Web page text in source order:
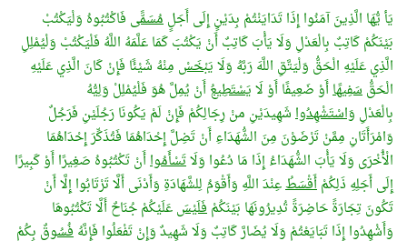
يَأ يُّهَا الَّذِينَ آمَنُوا إِذَا تَدَايَنْتُمْ بِدَيْنٍ إِلَى أَجَلٍمُسَمًّى فَاكْتُبُوهُ وَلْيَكْتُبْ
بَيْنَكُمْ كَاتِبٌ بِالْعَدْلِ وَلَا يَأْبَ كَاتِبٌ أَنْ يَكْتُبَ كَمَا عَلَّمَهُ اللَّهُ فَلْيَكْتُبْ وَلْيُمْلِلِ
الَّذِي عَلَيْهِ الْحَقُّ وَلْيَتَّقِ اللَّهَ رَبَّهُ وَلَايَبْخَسْ مِنْهُ شَيْئًا فَإِنْ كَانَ الَّذِي عَلَيْهِ
الْحَقُّسَفِيهًاأَوْ ضَعِيفًا أَوْ لَايَسْتَطِيعُأَنْ يُمِلَّ هُوَ فَلْيُمْلِلْ وَلِيُّهُ
بِالْعَدْلِ وَاسْتَشْهِدُواشَهِيدَيْنِ منْ رِجَالِكُمْ فَإِنْ لَمْ يَكُونَا رَجُلَيْنِ فَرَجُلٌ
وَامْرَأَتَانِ مِمَّنْ تَرْضَوْنَ مِنَ الشُّهَدَاءِ أَنْ تَضِلَّ إِحْدَاهُمَا فَتُذَكِّرَ إِحْدَاهُمَا
الْأُخْرَى وَلَا يَأْبَ الشُّهَدَاءُ إِذَا مَا دُعُوا وَلَاتَسْأَمُواأَنْ تَكْتُبُوهُ صَغِيرًا أَوْ كَبِيرًا
إِلَى أَجَلِهِ ذَلِكُمْأَقْسَطُعِنْدَ اللَّهِ وَأَقْوَمُ لِلشَّهَادَةِ وَأَدْنَى أَلَّا تَرْتَابُوا إِلَّا أَنْ
تَكُونَ تِجَارَةً حَاضِرَةً تُدِيرُونَهَا بَيْنَكُمْفَلَيْسَعَلَيْكُمْ جُنَاحٌ أَلَّا تَكْتُبُوهَا
وَأَشْهِدُوا إِذَا تَبَايَعْتُمْ وَلَا يُضَارَّ كَاتِبٌ وَلَا شَهِيدٌ وَإِنْ تَفْعَلُوا فَإِنَّهُفُسُوقٌ بِكُمْ